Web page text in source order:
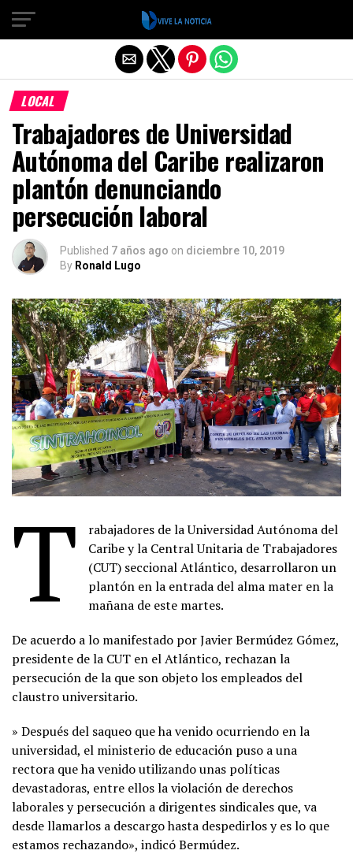
LOCAL
Trabajadores de Universidad
Autónoma del Caribe realizaron
plantón denunciando
persecución laboral
Published 7 años ago on diciembre 10, 2019
By Ronald Lugo
T
rabajadores de la Universidad Autónoma del
Caribe y la Central Unitaria de Trabajadores
(CUT) seccional Atlántico, desarrollaron un
plantón en la entrada del alma mater en la
mañana de este martes.
De acuerdo a lo manifestado por Javier Bermúdez Gómez,
presidente de la CUT en el Atlántico, rechazan la
persecución de la que son objeto los empleados del
claustro universitario.
» Después del saqueo que ha venido ocurriendo en la
universidad, el ministerio de educación puso a una
rectora que ha venido utilizando unas políticas
devastadoras, entre ellos la violación de derechos
laborales y persecución a dirigentes sindicales que, va
desde llamarlos a descargo hasta despedirlos y es lo que
estamos rechazando», indicó Bermúdez.
Salir de la versión móvil